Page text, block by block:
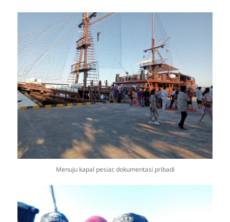
Menuju kapal pesiar, dokumentasi pribadi